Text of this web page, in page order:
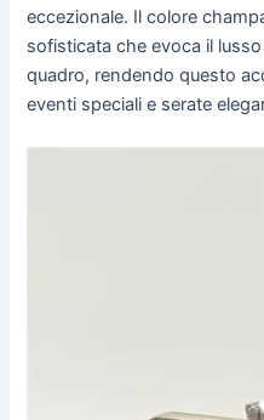
eccezionale. Il colore
sofisticata che evoca il
quadro, rendendo questo
eventi speciali e serate